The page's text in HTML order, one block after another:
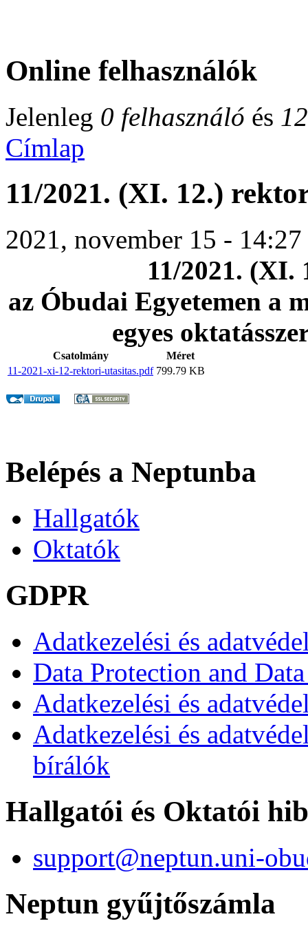
Online felhasználók
Jelenleg 0 felhasználó és
Címlap
11/2021. (XI. 12.)
2021, november 15 -
11/2021. (XI.
az Óbudai Egyetemen a
egyes
Csatolmány
Méret
11-2021-xi-12-rektori-utasitas.pdf 799.79 KB
Belépés a Neptunba
Hallgatók
Oktatók
GDPR
Adatkezelési és
Data Protection and
Adatkezelési és
Adatkezelési és
bírálók
Hallgatói és Oktatói
support@neptun.uni-
Neptun gyűjtőszámla